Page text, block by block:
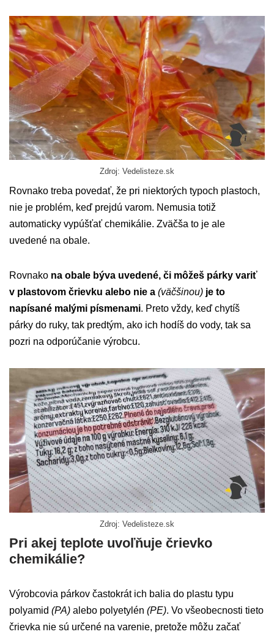
Zdroj: Vedelisteze.sk
Rovnako treba povedať, že pri niektorých typoch plastoch,
nie je problém, keď prejdú varom. Nemusia totiž
automaticky vypúšťať chemikálie. Zväčša to je ale
uvedené na obale.
Rovnako na obale býva uvedené, či môžeš párky variť
v plastovom črievku alebo nie a (väčšinou) je to
napísané malými písmenami. Preto vždy, keď chytíš
párky do ruky, tak predtým, ako ich hodíš do vody, tak sa
pozri na odporúčanie výrobcu.
Zdroj: Vedelisteze.sk
Pri akej teplote uvoľňuje črievko
chemikálie?
Výrobcovia párkov častokrát ich balia do plastu typu
polyamid (PA) alebo polyetylén (PE). Vo všeobecnosti tieto
črievka nie sú určené na varenie, pretože môžu začať